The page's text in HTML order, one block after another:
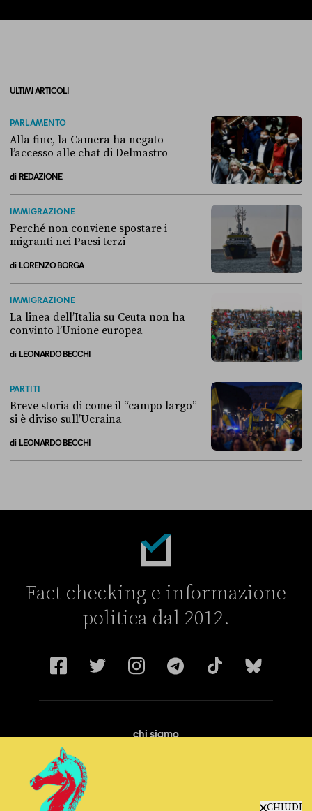
CHIUDI
ULTIMI ARTICOLI
PARLAMENTO
Alla fine, la Camera ha negato
l’accesso alle chat di Delmastro
di REDAZIONE
IMMIGRAZIONE
Perché non conviene spostare i
migranti nei Paesi terzi
di LORENZO BORGA
IMMIGRAZIONE
La linea dell’Italia su Ceuta non ha
convinto l’Unione europea
di LEONARDO BECCHI
PARTITI
Breve storia di come il “campo largo”
si è diviso sull’Ucraina
di LEONARDO BECCHI
Fact-checking e informazione
politica dal 2012.
chi siamo